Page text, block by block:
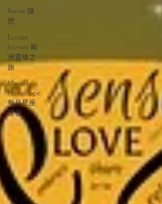
Renee 隨
想
Europe
Journey 歐
洲靈修之
旅
Monthly
Horoscope
每月星座
運程